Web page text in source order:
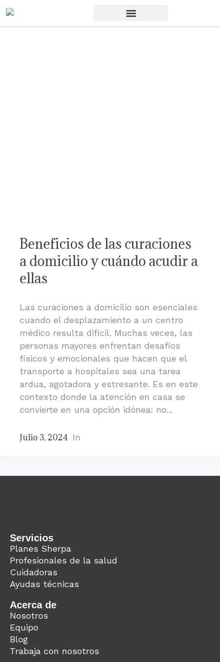
Beneficios de las curaciones
a domicilio y cuándo acudir a
ellas
Las curaciones a domicilio son esenciales
cuando el desplazamiento a un centro
médico resulta difícil. Muchas veces, las
personas mayores enfrentan desafíos
físicos y emocionales que hacen que el
transporte a hospitales sea una tarea
ardua, agotadora y estresante. Es en este
contexto donde la atención en casa se
convierte en una opción idónea: no...
Julio 3, 2024 In
Servicios
Planes Sherpa
Profesionales de la salud
Cuidadoras
Ayudas técnicas
Acerca de
Nosotros
Equipo
Blog
Trabaja con nosotros